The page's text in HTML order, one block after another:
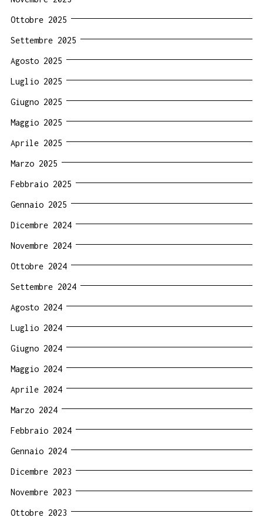
Ottobre 2025
Settembre 2025
Agosto 2025
Luglio 2025
Giugno 2025
Maggio 2025
Aprile 2025
Marzo 2025
Febbraio 2025
Gennaio 2025
Dicembre 2024
Novembre 2024
Ottobre 2024
Settembre 2024
Agosto 2024
Luglio 2024
Giugno 2024
Maggio 2024
Aprile 2024
Marzo 2024
Febbraio 2024
Gennaio 2024
Dicembre 2023
Novembre 2023
Ottobre 2023